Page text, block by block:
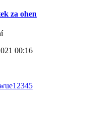
za ohen
00:16